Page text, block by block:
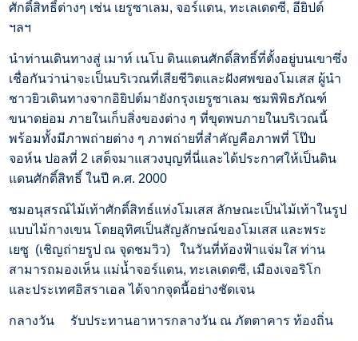
ศักดิ์สิทธิ์ต่างๆ เช่น เยรูซาเลม, จอร์แดน, ทะเลเดดซี, อียิปต์
ฯลฯ
นำท่านเดินทางสู่ เมาท์ เนโบ ดินแดนศักดิ์สิทธิ์ที่ตั้งอยู่บนเขาซึ่ง
เชื่อกันว่าน่าจะเป็นบริเวณที่เสียชีวิตและฝังศพของโมเสส ผู้นำ
ชาวยิวเดินทางจากอิยิปต์มายังกรุงเยรูซาเลม ชมพิพิธภัณฑ์
ขนาดย่อม ภายในเก็บสิ่งของต่าง ๆ ที่ขุดพบภายในบริเวณนี้
พร้อมทั้งมีภาพถ่ายต่าง ๆ ภาพถ่ายที่สำคัญคือภาพที่ โป๊บ
จอห์น ปอลที่ 2 เสด็จมาแสวงบุญที่นี่และได้ประกาศให้เป็นดิน
แดนศักดิ์สิทธิ์ ในปี ค.ศ. 2000
ชมอนุสรณ์ไม้เท้าศักดิ์สิทธ์แห่งโมเสส ลักษณะเป็นไม้เท้าในรูป
แบบไม้กางเขน โดยอุทิศเป็นสัญลักษณ์ของโมเสส และพระ
เยซู (เชิญถ่ายรูป ณ จุดชมวิว) ในวันที่ท้องฟ้าแจ่มใส ท่าน
สามารถมองเห็น แม่น้ำจอร์แดน, ทะเลเดดซี, เมืองเจอริโก
และประเทศอิสราเอล ได้จากจุดนี้อย่างชัดเจน
กลางวัน รับประทานอาหารกลางวัน ณ ภัตตาคาร ท้องถิ่น